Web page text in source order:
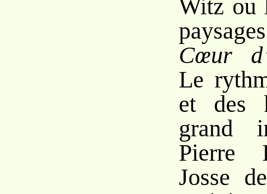
Witz ou
Cœur
Le
et des
grand
Pierre
Josse